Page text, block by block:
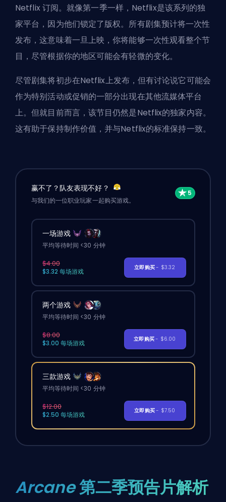
Netflix 订阅。就像第一季一样，Netflix是该系列的独
家平台，因为他们锁定了版权。所有剧集预计将一次性
发布，这意味着一旦上映，你将能够一次性观看整个节
目，尽管根据你的地区可能会有轻微的变化。
尽管剧集将初步在Netflix上发布，但有讨论说它可能会
作为特别活动或促销的一部分出现在其他流媒体平台
上。但就目前而言，该节目仍然是Netflix的独家内容。
这有助于保持制作价值，并与Netflix的标准保持一致。
赢不了？队友表现不好？
与我们的一位职业玩家一起购买游戏。
一场游戏
平均等待时间 <30 分钟
$4.00
$3.32 每场游戏
立即购买- $3.32
两个游戏
平均等待时间 <30 分钟
$8.00
$3.00 每场游戏
立即购买- $6.00
三款游戏
平均等待时间 <30 分钟
$12.00
$2.50 每场游戏
立即购买- $7.50
Arcane第二季预告片解析